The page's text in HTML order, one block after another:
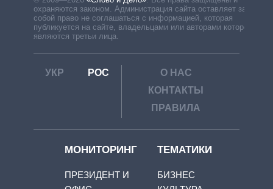
охраняются законом. Администрация сайта оставляет за
собой право не соглашаться с информацией, которая
публикуется на сайте, владельцами или авторами которой
являются третьи лица.
УКР РОС
О НАС
КОНТАКТЫ
ПРАВИЛА
МОНИТОРИНГ
ПРЕЗИДЕНТ И
ТЕМАТИКИ
БИЗНЕС